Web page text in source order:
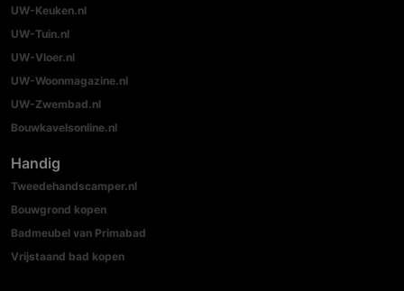
UW-Keuken.nl
UW-Tuin.nl
UW-Vloer.nl
UW-Woonmagazine.nl
UW-Zwembad.nl
Bouwkavelsonline.nl
Handig
Tweedehandscamper.nl
Bouwgrond kopen
Badmeubel van Primabad
Vrijstaand bad kopen